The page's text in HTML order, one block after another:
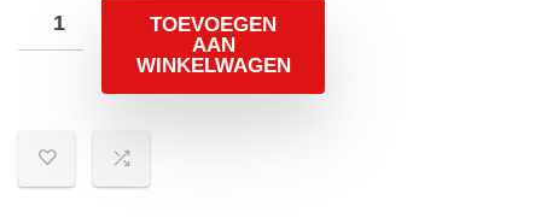
TOEVOEGEN
AAN
WINKELWAGEN